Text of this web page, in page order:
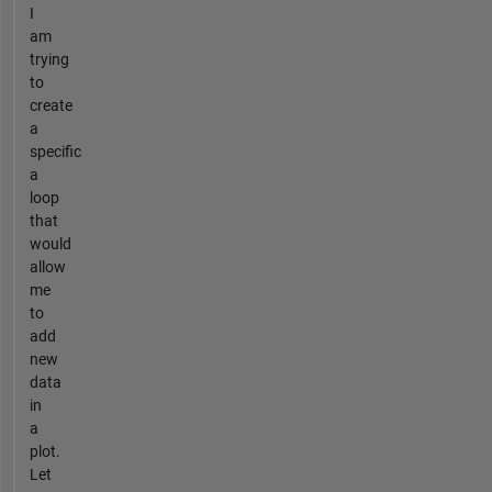
I
am
trying
to
create
a
specific
a
loop
that
would
allow
me
to
add
new
data
in
a
plot.
Let